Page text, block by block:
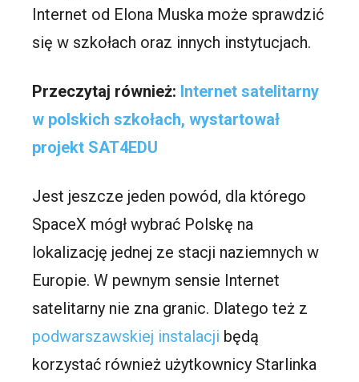
Internet od Elona Muska może sprawdzić
się w szkołach oraz innych instytucjach.
Przeczytaj również: Internet satelitarny
w polskich szkołach, wystartował
projekt SAT4EDU
Jest jeszcze jeden powód, dla którego
SpaceX mógł wybrać Polskę na
lokalizację jednej ze stacji naziemnych w
Europie. W pewnym sensie Internet
satelitarny nie zna granic. Dlatego też z
podwarszawskiej instalacji będą
korzystać również użytkownicy Starlinka